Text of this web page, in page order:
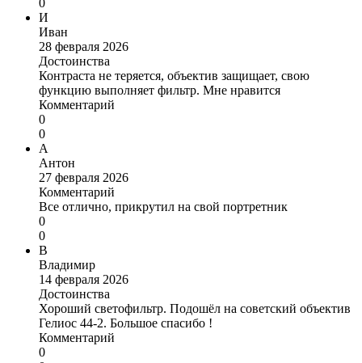
0
И
Иван
28 февраля 2026
Достоинства
Контраста не теряется, объектив защищает, свою
функцию выполняет фильтр. Мне нравится
Комментарий
0
0
А
Антон
27 февраля 2026
Комментарий
Все отлично, прикрутил на свой портретник
0
0
В
Владимир
14 февраля 2026
Достоинства
Хороший светофильтр. Подошёл на советский объектив
Гелиос 44-2. Большое спасибо !
Комментарий
0